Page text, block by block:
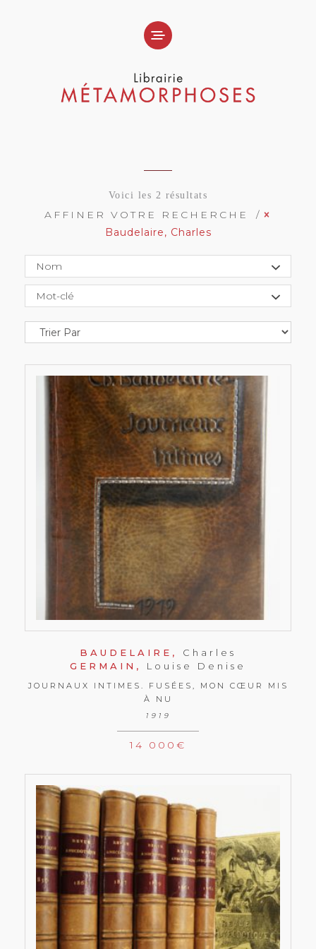
Voici les 2 résultats
AFFINER VOTRE RECHERCHE
Baudelaire, Charles
Nom
Mot-clé
BAUDELAIRE, Charles
GERMAIN, Louise Denise
JOURNAUX INTIMES. FUSÉES, MON CŒUR MIS
À NU
1919
14 000 €